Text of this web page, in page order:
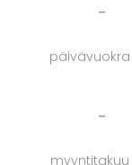
voit juhlia
Vanajanlinnan
-
päivävuokra
-
myyntitakuu